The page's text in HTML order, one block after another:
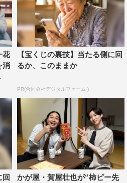
り役）コメント
いる2人の物語ですが、それを
最後まで自分の人生を諦めない
が演じるかおりはいつでも自由
響されない自分らしさを持って
すぐな一花、しっかり者のじゅ
り。そんな凸凹な3人の姿も楽
絶対に良いドラマだったと思
いると思います。恋に真っすぐ
な2人の姿が毎週の生きる糧に
花
消
【宝くじの裏技】当たる側に回
るか、このままか
PR(合同会社デジタルファーム )
回
かが屋・賀屋壮也が“柿ピー先